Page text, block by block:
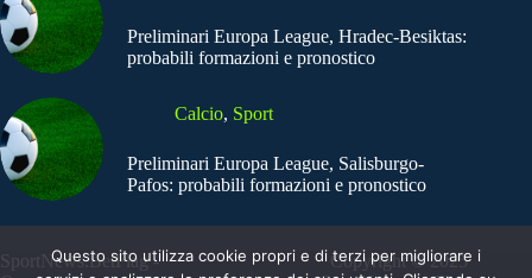
Preliminari Europa League, Hradec-Besiktas:
probabili formazioni e pronostico
Calcio, Sport
Preliminari Europa League, Salisburgo-
Pafos: probabili formazioni e pronostico
SportNews.BetFlag -
Copyright © 2025
Questo sito utilizza cookie propri e di terzi per migliorare i